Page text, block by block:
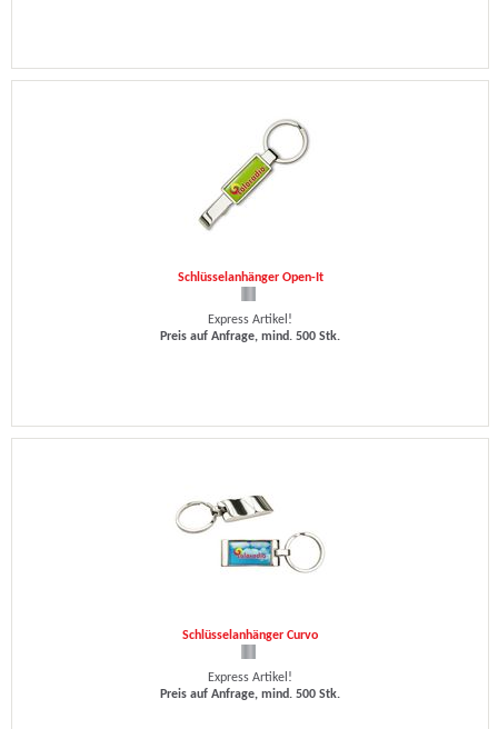
Schlüsselanhänger Open-It
Express Artikel!
Preis auf Anfrage, mind. 500 Stk.
Schlüsselanhänger Curvo
Express Artikel!
Preis auf Anfrage, mind. 500 Stk.